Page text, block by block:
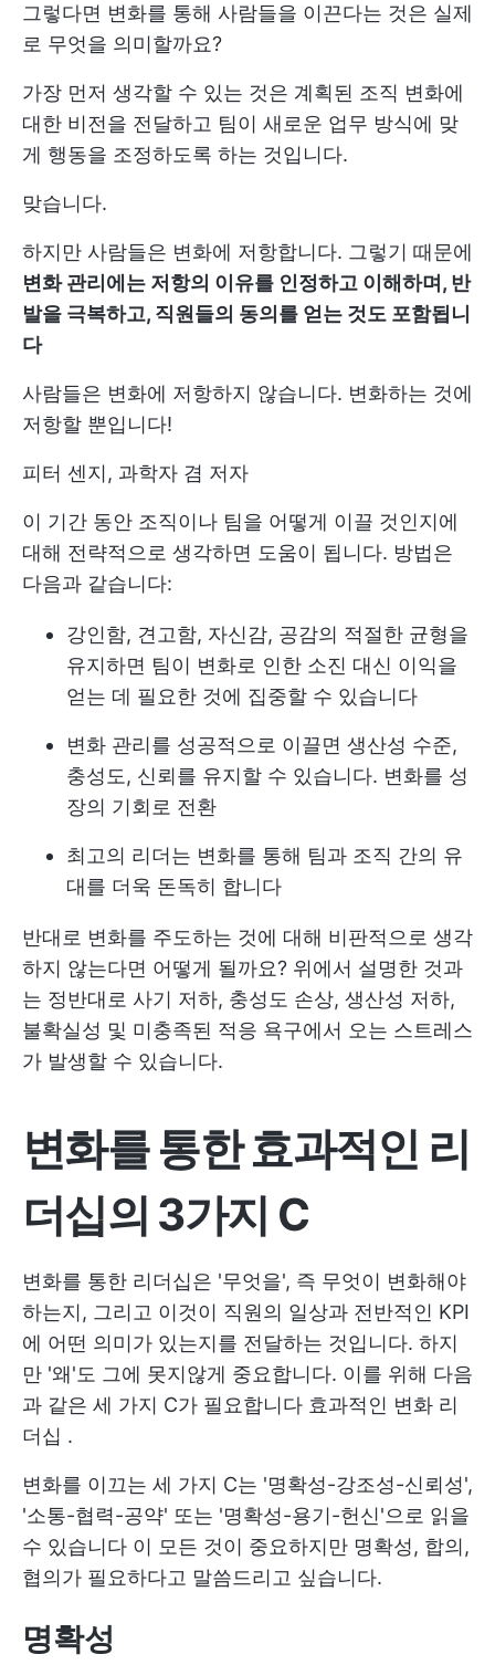
그렇다면 변화를 통해 사람들을 이끈다는 것은 실제
로 무엇을 의미할까요?
가장 먼저 생각할 수 있는 것은 계획된 조직 변화에
대한 비전을 전달하고 팀이 새로운 업무 방식에 맞
게 행동을 조정하도록 하는 것입니다.
맞습니다.
하지만 사람들은 변화에 저항합니다. 그렇기 때문에
변화 관리에는 저항의 이유를 인정하고 이해하며, 반
발을 극복하고, 직원들의 동의를 얻는 것도 포함됩니
다
사람들은 변화에 저항하지 않습니다. 변화하는 것에
저항할 뿐입니다!
피터 센지, 과학자 겸 저자
이 기간 동안 조직이나 팀을 어떻게 이끌 것인지에
대해 전략적으로 생각하면 도움이 됩니다. 방법은
다음과 같습니다:
강인함, 견고함, 자신감, 공감의 적절한 균형을
유지하면 팀이 변화로 인한 소진 대신 이익을
얻는 데 필요한 것에 집중할 수 있습니다
변화 관리를 성공적으로 이끌면 생산성 수준,
충성도, 신뢰를 유지할 수 있습니다. 변화를 성
장의 기회로 전환
최고의 리더는 변화를 통해 팀과 조직 간의 유
대를 더욱 돈독히 합니다
반대로 변화를 주도하는 것에 대해 비판적으로 생각
하지 않는다면 어떻게 될까요? 위에서 설명한 것과
는 정반대로 사기 저하, 충성도 손상, 생산성 저하,
불확실성 및 미충족된 적응 욕구에서 오는 스트레스
가 발생할 수 있습니다.
변화를 통한 효과적인 리
더십의 3가지 C
변화를 통한 리더십은 '무엇을', 즉 무엇이 변화해야
하는지, 그리고 이것이 직원의 일상과 전반적인 KPI
에 어떤 의미가 있는지를 전달하는 것입니다. 하지
만 '왜'도 그에 못지않게 중요합니다. 이를 위해 다음
과 같은 세 가지 C가 필요합니다 효과적인 변화 리
더십 .
변화를 이끄는 세 가지 C는 '명확성-강조성-신뢰성',
'소통-협력-공약' 또는 '명확성-용기-헌신'으로 읽을
수 있습니다 이 모든 것이 중요하지만 명확성, 합의,
협의가 필요하다고 말씀드리고 싶습니다.
명확성